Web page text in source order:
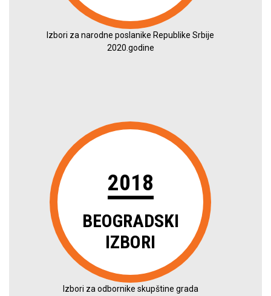
Izbori za narodne poslanike Republike Srbije
2020.godine
2018
BEOGRADSKI
IZBORI
Izbori za odbornike skupštine grada